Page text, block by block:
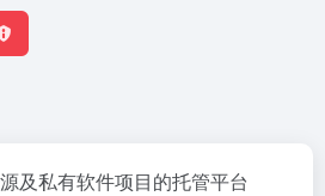
及私有软件项目的托管平台